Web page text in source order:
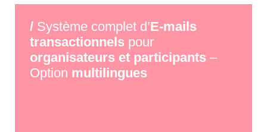
/ Système complet d’E-mails
transactionnels pour
organisateurs et participants –
Option multilingues